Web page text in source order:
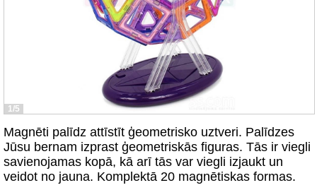
1/5
Magnēti palīdz attīstīt ģeometrisko uztveri. Palīdzes
Jūsu bernam izprast ģeometriskās figuras. Tās ir viegli
savienojamas kopā, kā arī tās var viegli izjaukt un
veidot no jauna. Komplektā 20 magnētiskas formas.